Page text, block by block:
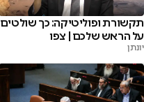
תקשורת ופוליטיקה: כך שולטים
על הראש שלכם | צפו
יונתן